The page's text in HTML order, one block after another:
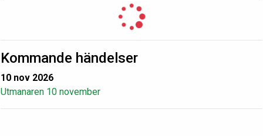
Kommande händelser
10 nov 2026
Utmanaren 10 november